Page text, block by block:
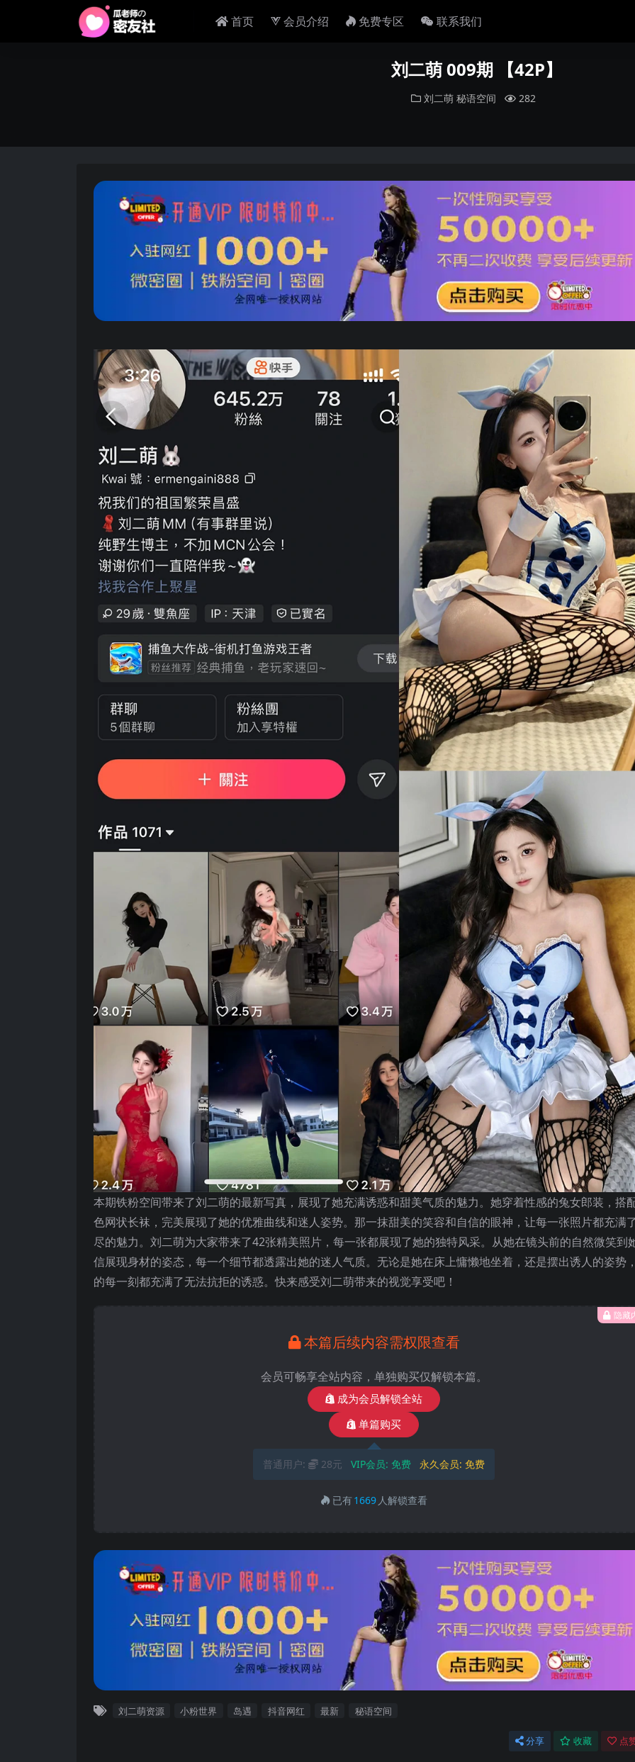
首页 会员介绍 免费专区 联系我们
刘二萌 009期 【42P】
刘二萌 秘语空间 282
本期铁粉空间带来了刘二萌的最新写真，展现了她充满诱惑和甜美气质的魅力。她穿着性感的兔女郎装，搭
色网状长袜，完美展现了她的优雅曲线和迷人姿势。那一抹甜美的笑容和自信的眼神，让每一张照片都充满
尽的魅力。刘二萌为大家带来了42张精美照片，每一张都展现了她的独特风采。从她在镜头前的自然微笑到
信展现身材的姿态，每一个细节都透露出她的迷人气质。无论是她在床上慵懒地坐着，还是摆出诱人的姿势
的每一刻都充满了无法抗拒的诱惑。快来感受刘二萌带来的视觉享受吧！
隐藏
本篇后续内容需权限查看
会员可畅享全站内容，单独购买仅解锁本篇。
成为会员解锁全站
单篇购买
普通用户: 28元 VIP会员: 免费 永久会员:免费
已有1669 人解锁查看
刘二萌资源 小粉世界 岛遇 抖音网红 最新 秘语空间
分享 收藏 点